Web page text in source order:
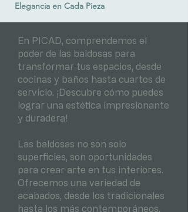
Elegancia en Cada Pieza
En PICAD, comprendemos el
poder de las baldosas para
transformar tus espacios, desde
cocinas y baños hasta cuartos de
servicio. ¡Descubre cómo puedes
lograr una estética impresionante
y duradera!
Las baldosas no son solo
superficies, son oportunidades
para crear arte en tus interiores.
Ofrecemos una variedad de
acabados, desde los tradicionales
hasta los más contemporáneos,